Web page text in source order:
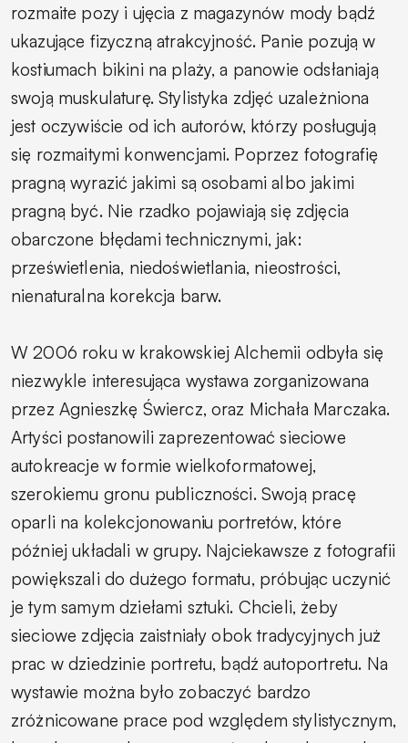
rozmaite pozy i ujęcia z magazynów mody bądź
ukazujące fizyczną atrakcyjność. Panie pozują w
kostiumach bikini na plaży, a panowie odsłaniają
swoją muskulaturę. Stylistyka zdjęć uzależniona
jest oczywiście od ich autorów, którzy posługują
się rozmaitymi konwencjami. Poprzez fotografię
pragną wyrazić jakimi są osobami albo jakimi
pragną być. Nie rzadko pojawiają się zdjęcia
obarczone błędami technicznymi, jak:
prześwietlenia, niedoświetlania, nieostrości,
nienaturalna korekcja barw.
W 2006 roku w krakowskiej Alchemii odbyła się
niezwykle interesująca wystawa zorganizowana
przez Agnieszkę Świercz, oraz Michała Marczaka.
Artyści postanowili zaprezentować sieciowe
autokreacje w formie wielkoformatowej,
szerokiemu gronu publiczności. Swoją pracę
oparli na kolekcjonowaniu portretów, które
później układali w grupy. Najciekawsze z fotografii
powiększali do dużego formatu, próbując uczynić
je tym samym dziełami sztuki. Chcieli, żeby
sieciowe zdjęcia zaistniały obok tradycyjnych już
prac w dziedzinie portretu, bądź autoportretu. Na
wystawie można było zobaczyć bardzo
zróżnicowane prace pod względem stylistycznym,